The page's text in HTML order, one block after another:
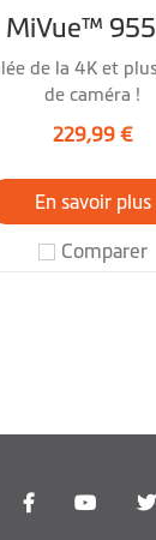
MiVue™
de la 4K et
de caméra !
229,99 €
En savoir plus
Comparer